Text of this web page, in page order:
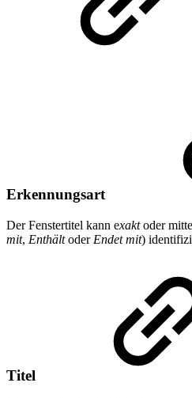
Erkennungsart
Der Fenstertitel kann exaktoder
mit, Enthältoder Endet mit)
Titel